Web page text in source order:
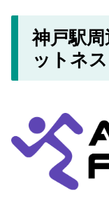
神戸駅
ットネス